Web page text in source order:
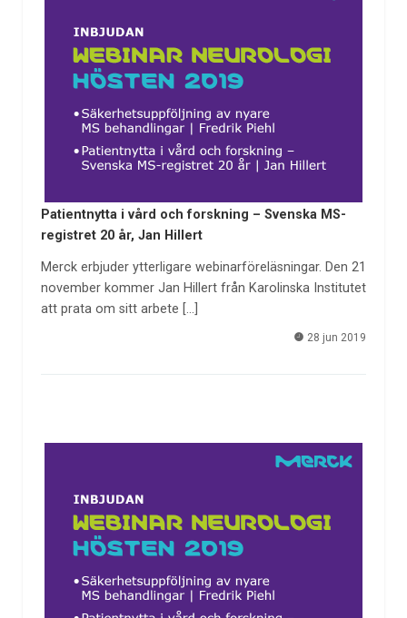
Patientnytta i vård och forskning – Svenska MS-
registret 20 år, Jan Hillert
Merck erbjuder ytterligare webinarföreläsningar. Den 21
november kommer Jan Hillert från Karolinska Institutet
att prata om sitt arbete […]
28 jun 2019